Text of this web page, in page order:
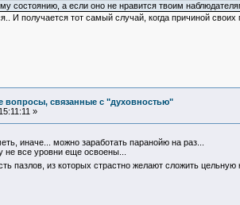
состоянию, а если оно не нравится твоим
И получается тот самый случай, когда причиной
вопросы, связанные с "духовностью"
»
иначе... можно заработать паранойю на раз...
не все уровни еще освоены...
пазлов, из которых страстно желают сложить